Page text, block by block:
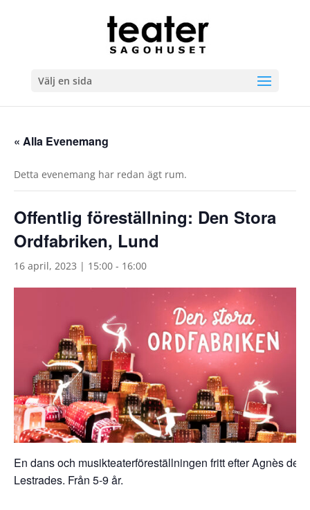
Välj en sida
« Alla Evenemang
Detta evenemang har redan ägt rum.
Offentlig föreställning: Den Stora
Ordfabriken, Lund
16 april, 2023 | 15:00 - 16:00
En dans och musikteaterföreställningen fritt efter Agnès de
Lestrades. Från 5-9 år.